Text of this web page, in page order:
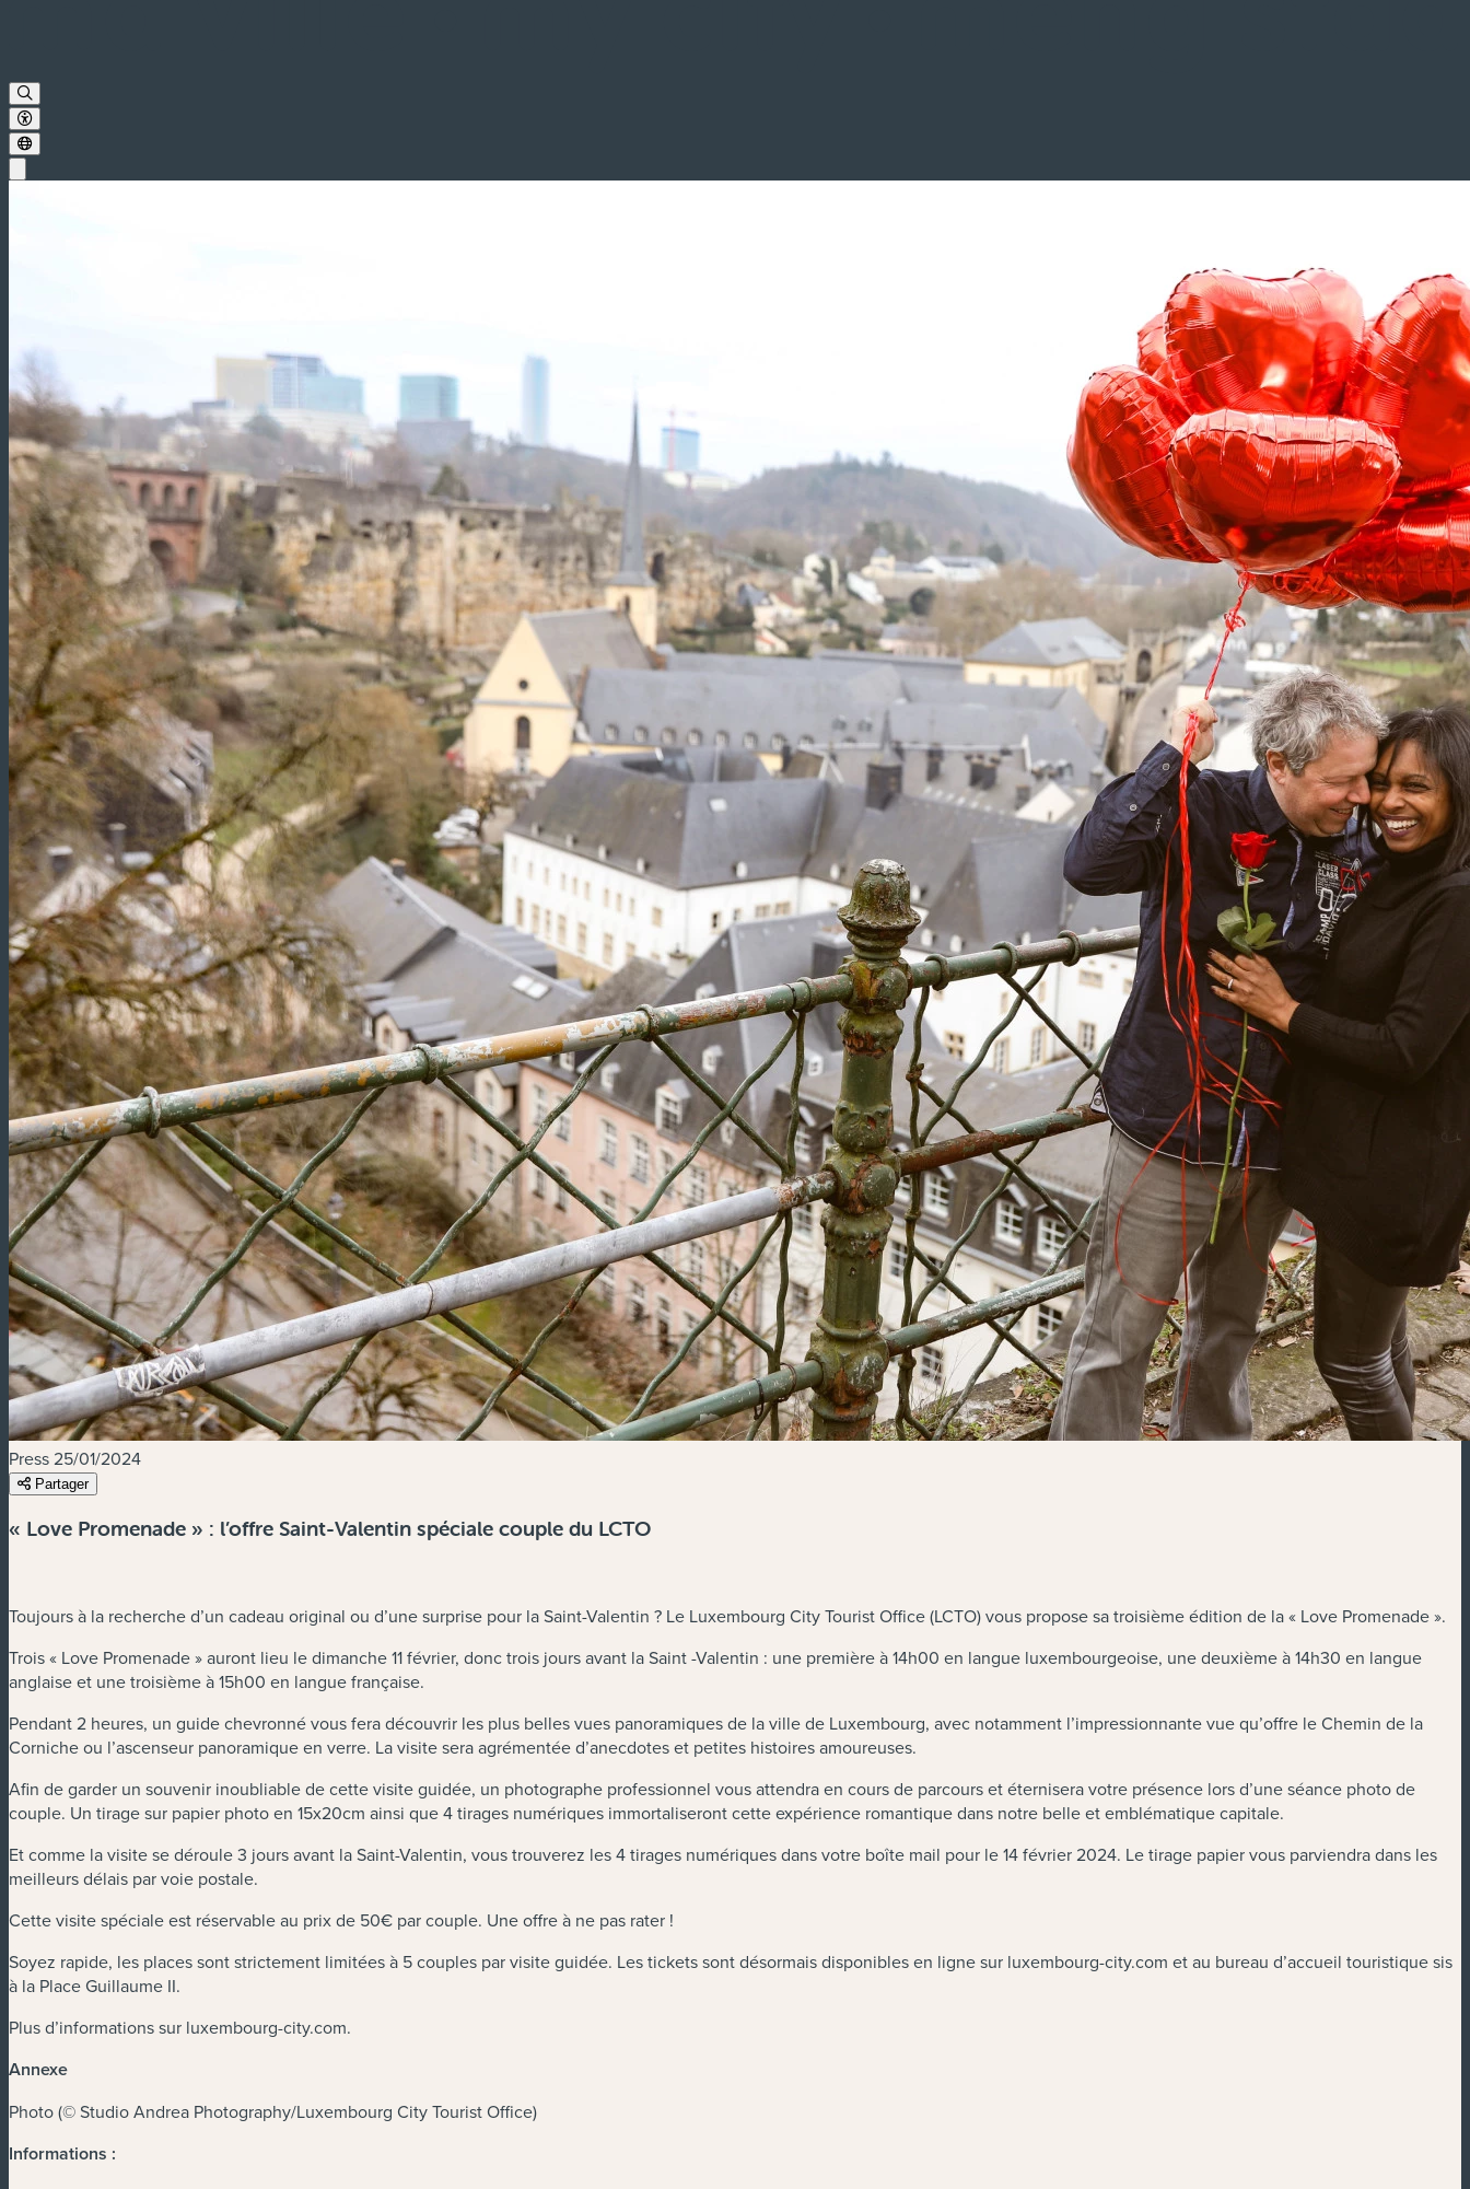
Press25/01/2024
Partager
« Love Promenade » : l’offre Saint-Valentin spéciale couple du LCTO
Toujours à la recherche d’un cadeau original ou d’une surprise pour la Saint-Valentin ? Le Luxembourg City Tourist Office (LCTO) vous propose sa troisième édition de la « Love Promenade ».
Trois « Love Promenade » auront lieu le dimanche 11 février, donc trois jours avant la Saint -Valentin : une première à 14h00 en langue luxembourgeoise, une deuxième à 14h30 en langue
anglaise et une troisième à 15h00 en langue française.
Pendant 2 heures, un guide chevronné vous fera découvrir les plus belles vues panoramiques de la ville de Luxembourg, avec notamment l’impressionnante vue qu’offre le Chemin de la
Corniche ou l’ascenseur panoramique en verre. La visite sera agrémentée d’anecdotes et petites histoires amoureuses.
Afin de garder un souvenir inoubliable de cette visite guidée, un photographe professionnel vous attendra en cours de parcours et éternisera votre présence lors d’une séance photo de
couple. Un tirage sur papier photo en 15x20cm ainsi que 4 tirages numériques immortaliseront cette expérience romantique dans notre belle et emblématique capitale.
Et comme la visite se déroule 3 jours avant la Saint-Valentin, vous trouverez les 4 tirages numériques dans votre boîte mail pour le 14 février 2024. Le tirage papier vous parviendra dans les
meilleurs délais par voie postale.
Cette visite spéciale est réservable au prix de 50€ par couple. Une offre à ne pas rater !
Soyez rapide, les places sont strictement limitées à 5 couples par visite guidée. Les tickets sont désormais disponibles en ligne sur luxembourg-city.com et au bureau d’accueil touristique sis
à la Place Guillaume II.
Plus d’informations sur luxembourg-city.com.
Annexe
Photo (© Studio Andrea Photography/Luxembourg City Tourist Office)
Informations :